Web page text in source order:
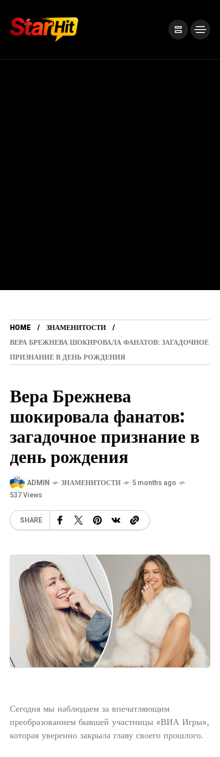
HOME
ЗНАМЕНИТОСТИ
ВЕРА БРЕЖНЕВА ШОКИРОВАЛА ФАНАТОВ: ЗАГАДОЧНОЕ
ПРИЗНАНИЕ В ДЕНЬ РОЖДЕНИЯ
Вера Брежнева
шокировала фанатов:
загадочное признание в
день рождения
ADMIN ЗНАМЕНИТОСТИ
5 months ago
537 Views
SHARE
Сегодня мы наблюдаем за впечатляющим
преобразованием бывшей участницы «ВИА Игры»,
которая уверенно закрыла главу своего прошлого.